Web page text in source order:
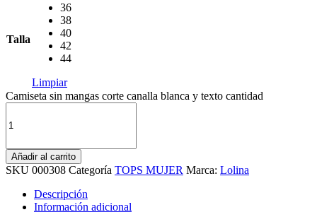
Talla
36
38
40
42
44
Limpiar
Camiseta sin mangas corte canalla blanca y texto cantidad
Añadir al carrito
SKU 000308 Categoría TOPS MUJER Marca: Lolina
Descripción
Información adicional